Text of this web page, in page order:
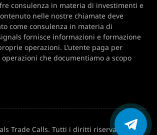
consulenza in materia di investimenti e
nelle nostre chiamate deve
come consulenza in materia di
fornisce informazioni e formazione
operazioni. L’utente paga per
che documentiamo a scopo
Trade Calls. Tutti i diritti riservati.